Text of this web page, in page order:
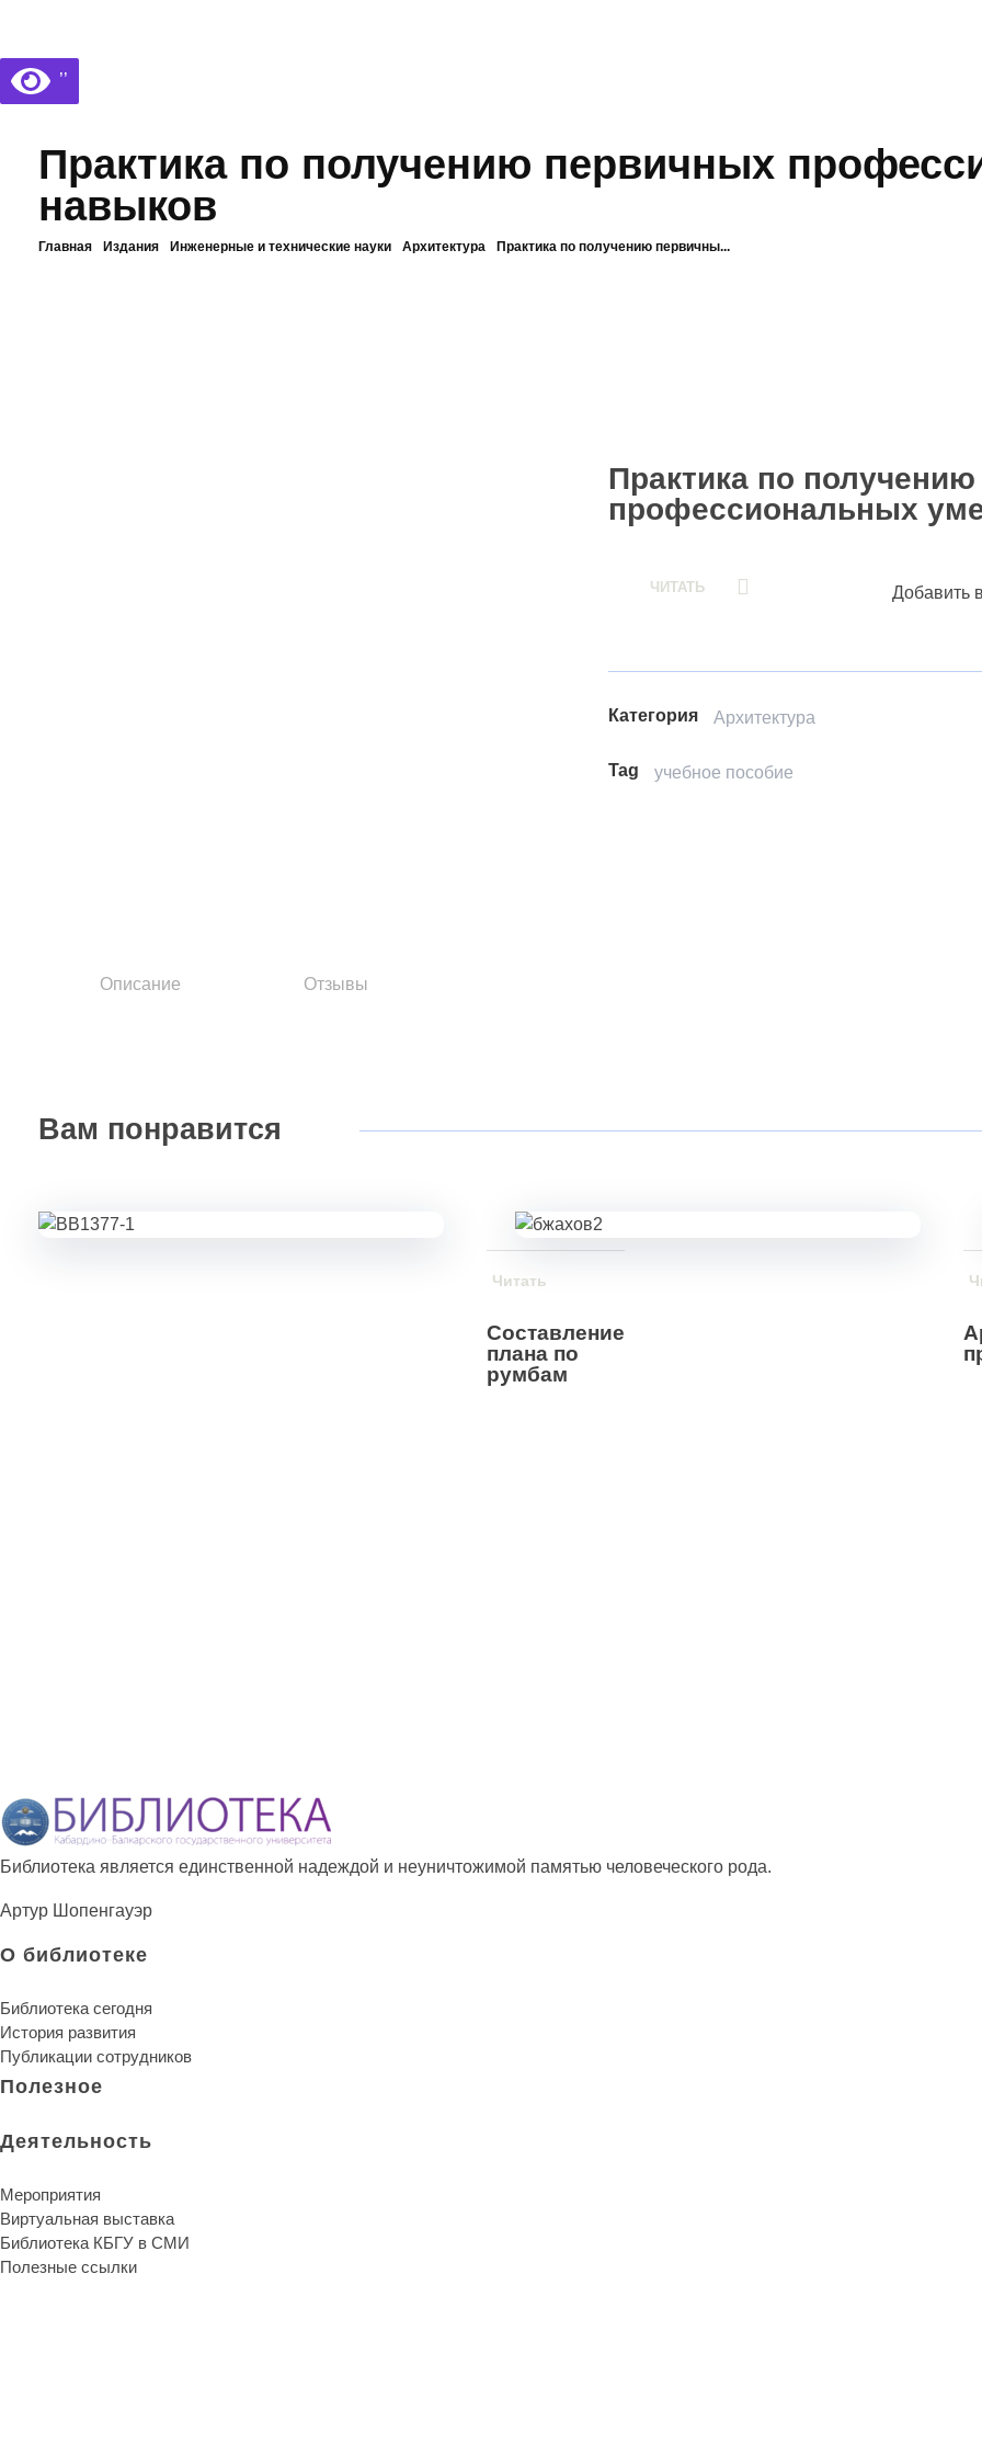
’’
Главная Издания Инженерные и технические науки Архитектура Практика по получению первичны...
Практика по получению первичных
навыков
Практика по
профессиональных
ЧИТАТЬ Добавить
Категория Архитектура
Tag учебное пособие
Описание Отзывы
Вам понравится
Составление
плана по
румбам
Читать
Библиотека КБГУ
Библиотека является единственной надеждой и неуничтожимой памятью человеческого рода.
Артур Шопенгауэр
О библиотеке
Библиотека сегодня
История развития
Публикации сотрудников
Полезное
Деятельность
Мероприятия
Виртуальная выставка
Библиотека КБГУ в СМИ
Полезные ссылки